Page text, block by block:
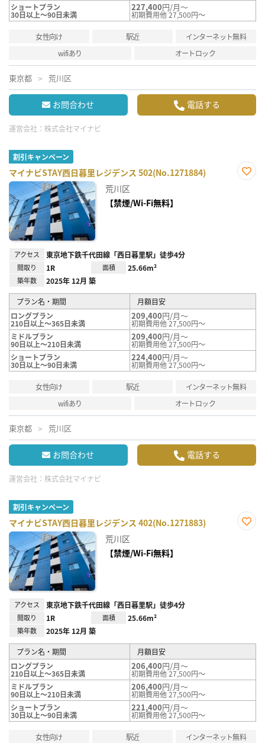
ショートプラン
30日以上～90日未満
227,400円/月～
初期費用他 27,500円～
女性向け 駅近
インターネット無料
wifiあり
オートロック
東京都 荒川区
お問合わせ 電話する
運営会社： 株式会社マイナビ
割引キャンペーン
マイナビSTAY西日暮里レジデンス 502(No.1271884)
荒川区
【禁煙/Wi-Fi無料】
アクセス 東京地下鉄千代田線「西日暮里駅」徒歩4分
間取り 1R 面積 25.66m²
築年数 2025年 12月 築
プラン名・期間
月額目安
ロングプラン
210日以上～365日未満
209,400円/月～
初期費用他 27,500円～
ミドルプラン
90日以上～210日未満
209,400円/月～
初期費用他 27,500円～
ショートプラン
30日以上～90日未満
224,400円/月～
初期費用他 27,500円～
女性向け 駅近
インターネット無料
wifiあり
オートロック
東京都 荒川区
お問合わせ 電話する
運営会社： 株式会社マイナビ
割引キャンペーン
マイナビSTAY西日暮里レジデンス 402(No.1271883)
荒川区
【禁煙/Wi-Fi無料】
アクセス 東京地下鉄千代田線「西日暮里駅」徒歩4分
間取り 1R 面積 25.66m²
築年数 2025年 12月 築
プラン名・期間
月額目安
ロングプラン
210日以上～365日未満
206,400円/月～
初期費用他 27,500円～
ミドルプラン
90日以上～210日未満
206,400円/月～
初期費用他 27,500円～
ショートプラン
30日以上～90日未満
221,400円/月～
初期費用他 27,500円～
女性向け 駅近
インターネット無料